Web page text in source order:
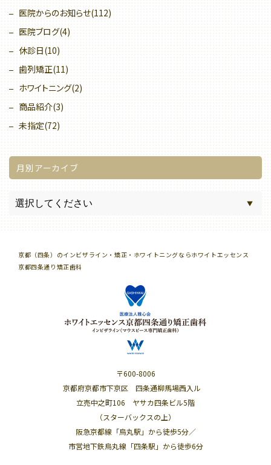
医院からのお知らせ(112)
医院ブログ(4)
休診日(10)
歯列矯正(11)
ホワイトニング(2)
商品紹介(3)
未指定(72)
月別アーカイブ
京都（四条）のインビザライン・矯正・ホワイトニングならホワイトエッセンス
京都四条通り矯正歯科
〒600-8006
京都府京都市下京区 四条通柳馬場西入ル
立売中之町106 ヤサカ四条ビル5階
（スターバックスの上）
阪急京都線「烏丸駅」から徒歩5分／
市営地下鉄烏丸線「四条駅」から徒歩6分